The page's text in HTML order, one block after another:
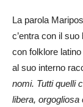
La parola
c’entra con il
con folklore
al suo interno
nomi. Tutti quelli
libera, orgogliosa